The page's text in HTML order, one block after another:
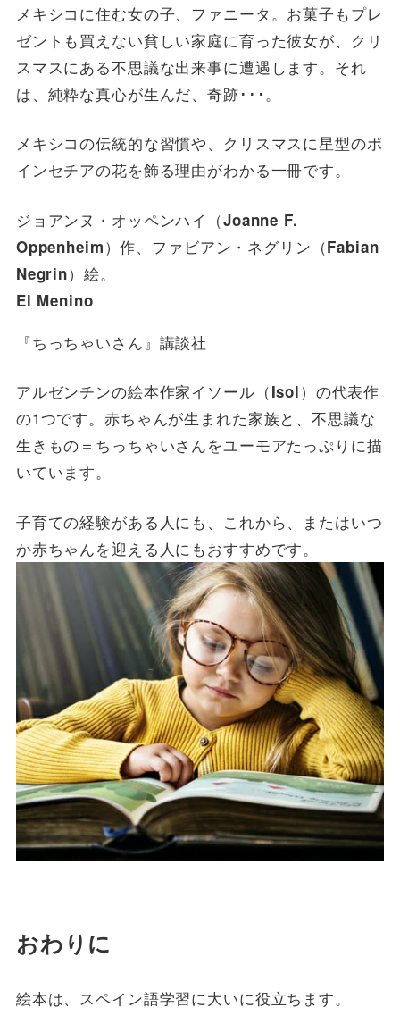
メキシコに住む女の子、ファニータ。お菓子もプレ
ゼントも買えない貧しい家庭に育った彼女が、クリ
スマスにある不思議な出来事に遭遇します。それ
は、純粋な真心が生んだ、奇跡･･･。
メキシコの伝統的な習慣や、クリスマスに星型のポ
インセチアの花を飾る理由がわかる一冊です。
ジョアンヌ・オッペンハイ（Joanne F.
Oppenheim）作、ファビアン・ネグリン（Fabian
Negrin）絵。
El Menino
『ちっちゃいさん』講談社
アルゼンチンの絵本作家イソール（Isol）の代表作
の1つです。赤ちゃんが生まれた家族と、不思議な
生きもの＝ちっちゃいさんをユーモアたっぷりに描
いています。
子育ての経験がある人にも、これから、またはいつ
か赤ちゃんを迎える人にもおすすめです。
おわりに
絵本は、スペイン語学習に大いに役立ちます。